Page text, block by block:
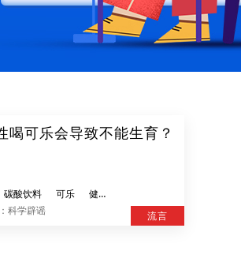
喝可乐会导致不能生育？
碳酸饮料 可乐
健康
科学辟谣
流言